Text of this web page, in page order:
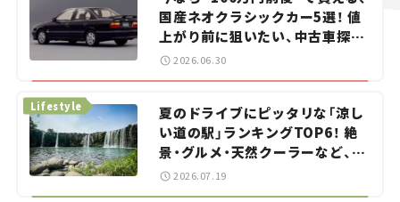
国産ネオクラシックカー5選！ 値
上がり前に狙いたい、中古車探し
をお手伝い――ちょっとイケてるマ
2026.06.30
夏のドライブにピッタリな「涼し
い道の駅」ランキングTOP6！ 絶
景・グルメ・天然クーラーなど、避
暑におすすめのスポットを紹介
【道の駅マニアの推し駅ガイド】
Lifestyle
2026.07.19